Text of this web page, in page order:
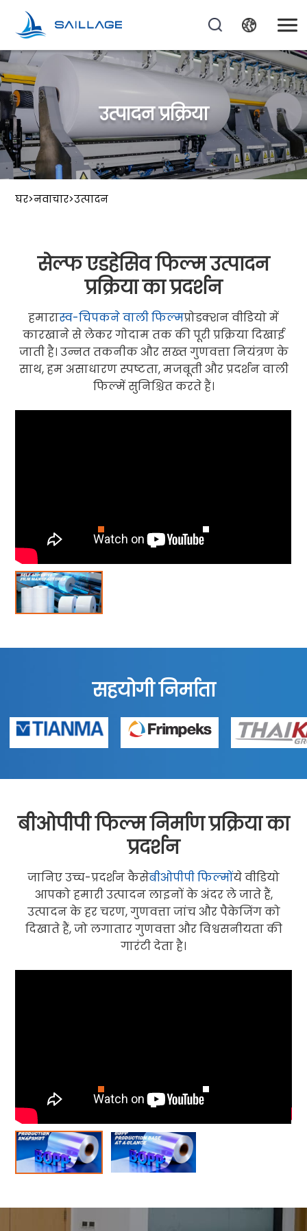
उत्पादन प्रक्रिया
घर>नवाचार>उत्पादन
सेल्फ एडहेसिव फिल्म उत्पादन
प्रक्रिया का प्रदर्शन
हमारास्व-चिपकने वाली फिल्मप्रोडक्शन वीडियो में
कारखाने से लेकर गोदाम तक की पूरी प्रक्रिया दिखाई
जाती है। उन्नत तकनीक और सख्त गुणवत्ता नियंत्रण के
साथ, हम असाधारण स्पष्टता, मजबूती और प्रदर्शन वाली
फिल्में सुनिश्चित करते हैं।
सहयोगी निर्माता
बीओपीपी फिल्म निर्माण प्रक्रिया का
प्रदर्शन
जानिए उच्च-प्रदर्शन कैसेबीओपीपी फिल्मोंये वीडियो
आपको हमारी उत्पादन लाइनों के अंदर ले जाते हैं,
उत्पादन के हर चरण, गुणवत्ता जांच और पैकेजिंग को
दिखाते हैं, जो लगातार गुणवत्ता और विश्वसनीयता की
गारंटी देता है।